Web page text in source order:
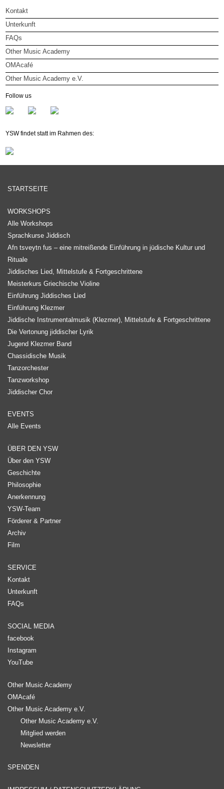
Kontakt
Unterkunft
FAQs
Other Music Academy
OMAcafé
Other Music Academy e.V.
Newsletter
Follow us
YSW findet statt im Rahmen des:
STARTSEITE
WORKSHOPS
Alle Workshops
Sprachkurse Jiddisch
Afn tsveytn fus – eine mitreißende Einführung in jüdische Kultur und
Rituale
Jiddisches Lied, Mittelstufe & Fortgeschrittene
Meisterkurs Griechische Violine
Einführung Jiddisches Lied
Einführung Klezmer
Jiddische Instrumentalmusik (Klezmer), Mittelstufe & Fortgeschrittene
Die Vertonung jiddischer Lyrik
Jugend Klezmer Band
Chassidische Musik
Tanzorchester
Tanzworkshop
Jiddischer Chor
EVENTS
Alle Events
ÜBER DEN YSW
Über den YSW
Geschichte
Philosophie
Anerkennung
YSW-Team
Förderer & Partner
Archiv
Film
SERVICE
Kontakt
Unterkunft
FAQs
SOCIAL MEDIA
facebook
Instagram
YouTube
Other Music Academy
OMAcafé
Other Music Academy e.V.
Other Music Academy e.V.
Mitglied werden
Newsletter
SPENDEN